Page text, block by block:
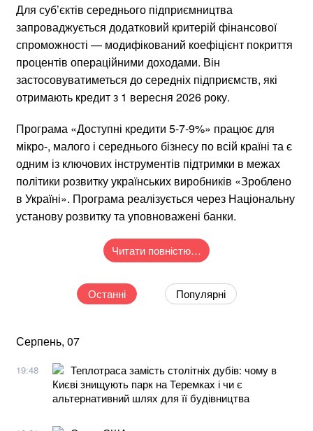
Для суб’єктів середнього підприємництва
запроваджується додатковий критерій фінансової
спроможності — модифікований коефіцієнт покриття
процентів операційними доходами. Він
застосовуватиметься до середніх підприємств, які
отримають кредит з 1 вересня 2026 року.
Програма «Доступні кредити 5-7-9%» працює для
мікро-, малого і середнього бізнесу по всій країні та є
одним із ключових інструментів підтримки в межах
політики розвитку українських виробників «Зроблено
в Україні». Програма реалізується через Національну
установу розвитку та уповноважені банки.
Читати повністю…
Останні Популярні
Серпень, 07
19:48
Теплотраса замість столітніх дубів: чому в
Києві знищують парк на Теремках і чи є
альтернативний шлях для її будівництва